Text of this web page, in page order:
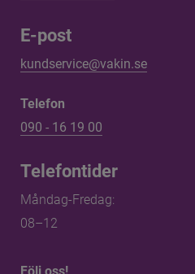
E-post
kundservice@vakin.se
Telefon
090 - 16 19 00
Telefontider
Måndag-Fredag:
08–12
Följ oss!